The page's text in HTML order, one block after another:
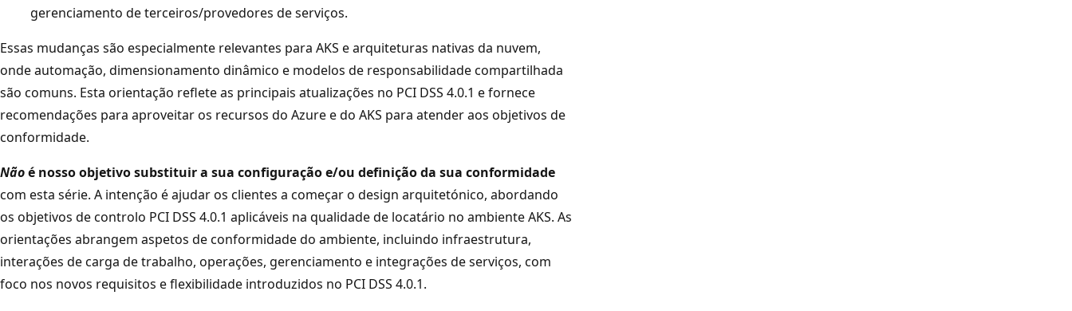
gerenciamento de terceiros/provedores de serviços.
Essas mudanças são especialmente relevantes para AKS e arquiteturas nativas da nuvem,
onde automação, dimensionamento dinâmico e modelos de responsabilidade compartilhada
são comuns. Esta orientação reflete as principais atualizações no PCI DSS 4.0.1 e fornece
recomendações para aproveitar os recursos do Azure e do AKS para atender aos objetivos de
conformidade.
Nãoé nosso objetivo substituir a sua configuração e/ou definição da sua conformidade
com esta série. A intenção é ajudar os clientes a começar o design arquitetónico, abordando
os objetivos de controlo PCI DSS 4.0.1 aplicáveis na qualidade de locatário no ambiente AKS. As
orientações abrangem aspetos de conformidade do ambiente, incluindo infraestrutura,
interações de carga de trabalho, operações, gerenciamento e integrações de serviços, com
foco nos novos requisitos e flexibilidade introduzidos no PCI DSS 4.0.1.